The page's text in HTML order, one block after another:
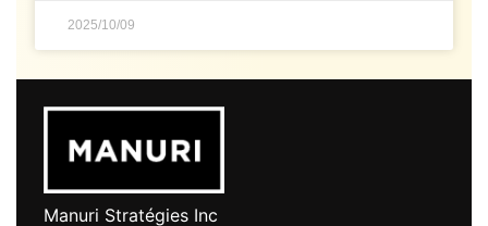
2025/10/09
Manuri Stratégies Inc